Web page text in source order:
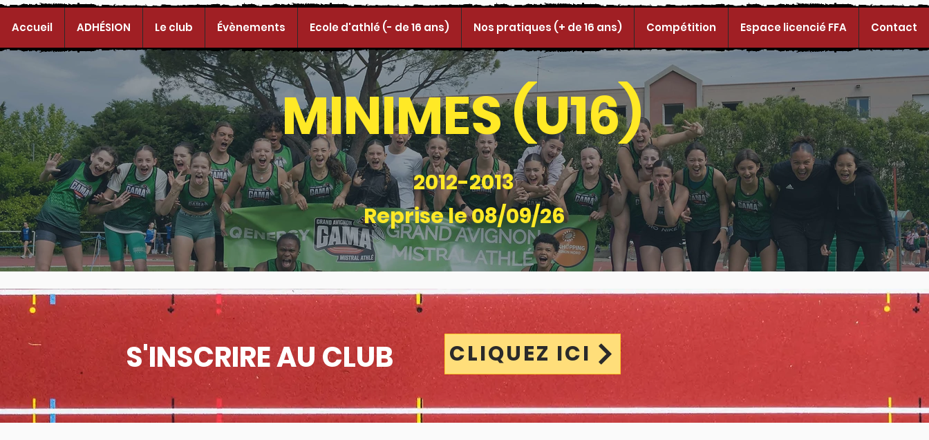
Accueil ADHÉSION Le club Évènements Ecole d'athlé (- de 16 ans) Nos pratiques (+ de 16 ans) Compétition Espace licencié FFA Contact
MINIMES (U16)
2012-2013
Reprise le 08/09/26
S'INSCRIRE AU CLUB CLIQUEZ ICI